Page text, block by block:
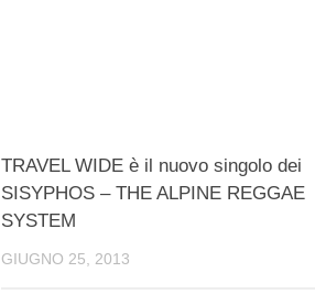
TRAVEL WIDE è il nuovo singolo dei
SISYPHOS – THE ALPINE REGGAE
SYSTEM
GIUGNO 25, 2013